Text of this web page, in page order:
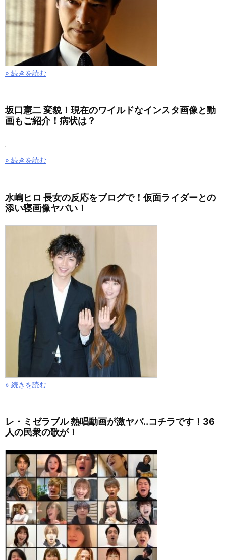
» 続きを読む
坂口憲二 変貌！現在のワイルドなインスタ画像と動
画もご紹介！病状は？
» 続きを読む
水嶋ヒロ 長女の反応をブログで！仮面ライダーとの
添い寝画像ヤバい！
» 続きを読む
レ・ミゼラブル 熱唱動画が激ヤバ..コチラです！36
人の民衆の歌が！